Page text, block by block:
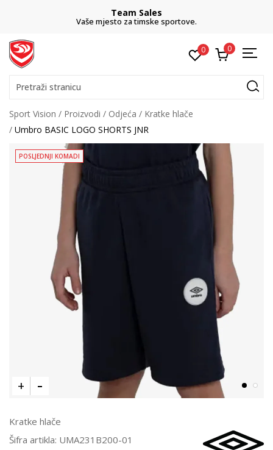
Team Sales
Vaše mjesto za timske sportove.
0 0
Pretraži stranicu
Sport Vision Proizvodi Odjeća
Kratke hlače
Umbro BASIC LOGO SHORTS JNR
POSLJEDNJI KOMADI
Kratke hlače
Šifra artikla: UMA231B200-01